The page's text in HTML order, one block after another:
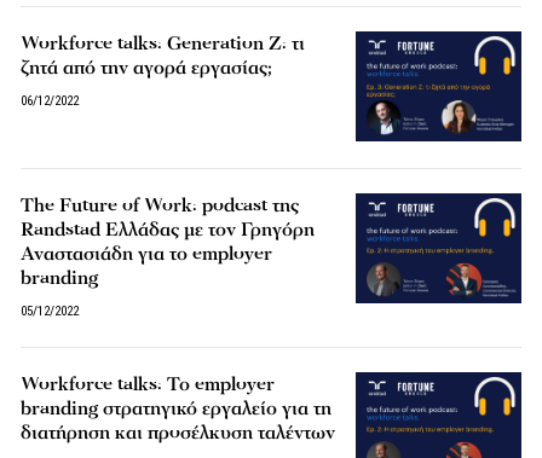
Workforce talks: Generation Z: τι
ζητά από την αγορά εργασίας;
06/12/2022
The Future of Work: podcast της
Randstad Ελλάδας με τον Γρηγόρη
Αναστασιάδη για το employer
branding
05/12/2022
Workforce talks: Το employer
branding στρατηγικό εργαλείο για τη
διατήρηση και πρoσέλκυση ταλέντων